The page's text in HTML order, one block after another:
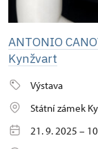
ANTONIO
Kynžvart
Výstava
Státní zámek
21. 9. 2025 –